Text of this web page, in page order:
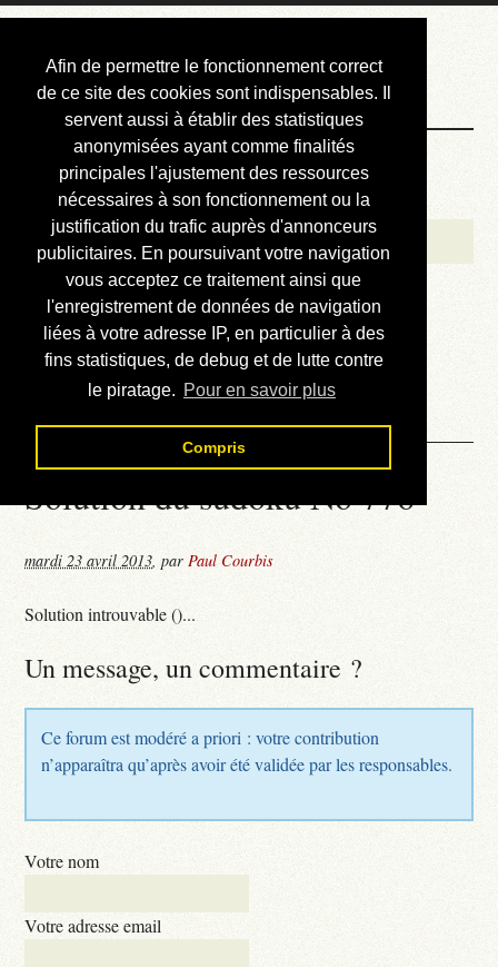
Afin de permettre le fonctionnement correct
de ce site des cookies sont indispensables. Il
servent aussi à établir des statistiques
anonymisées ayant comme finalités
principales l'ajustement des ressources
nécessaires à son fonctionnement ou la
justification du trafic auprès d'annonceurs
publicitaires. En poursuivant votre navigation
vous acceptez ce traitement ainsi que
l'enregistrement de données de navigation
liées à votre adresse IP, en particulier à des
fins statistiques, de debug et de lutte contre
le piratage. Pour en savoir plus
Compris
Courbis, « LE »
Blog Officiel
Bienvenue
Réalisations
Divers (et d’été)
Annonces
Liens externes
Téléchargement
Contact
Solution du sudoku No 776
mardi 23 avril 2013,parPaul Courbis
Solution introuvable ()...
Un message, un commentaire ?
Ce forum est modéré a priori : votre contribution
n’apparaîtra qu’après avoir été validée par les responsables.
Votre nom
Votre adresse email